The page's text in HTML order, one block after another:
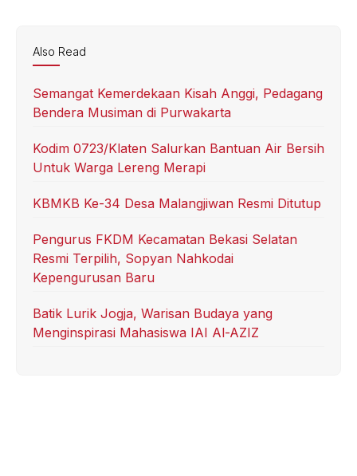
Also Read
Semangat Kemerdekaan Kisah Anggi, Pedagang
Bendera Musiman di Purwakarta
Kodim 0723/Klaten Salurkan Bantuan Air Bersih
Untuk Warga Lereng Merapi
KBMKB Ke-34 Desa Malangjiwan Resmi Ditutup
Pengurus FKDM Kecamatan Bekasi Selatan
Resmi Terpilih, Sopyan Nahkodai
Kepengurusan Baru
Batik Lurik Jogja, Warisan Budaya yang
Menginspirasi Mahasiswa IAI Al-AZIZ